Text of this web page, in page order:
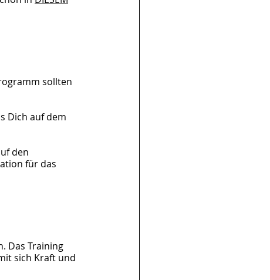
sollten
Dich auf dem
den
für das
Das Training
sich Kraft und